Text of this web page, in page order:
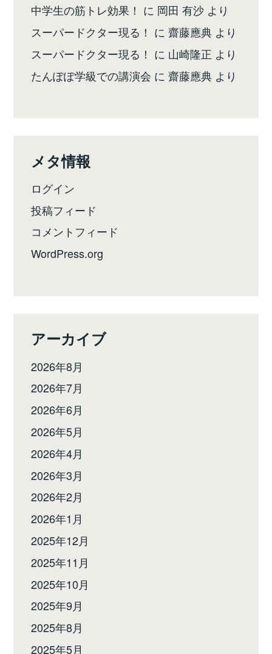
中学生の筋トレ効果！ に 岡田 有沙 より
スーパードクター現る！ に齋藤應典 より
スーパードクター現る！ に 山崎隆正 より
たんぽぽ学級での講演会 に齋藤應典 より
メタ情報
ログイン
投稿フィード
コメントフィード
WordPress.org
アーカイブ
2026年8月
2026年7月
2026年6月
2026年5月
2026年4月
2026年3月
2026年2月
2026年1月
2025年12月
2025年11月
2025年10月
2025年9月
2025年8月
2025年5月